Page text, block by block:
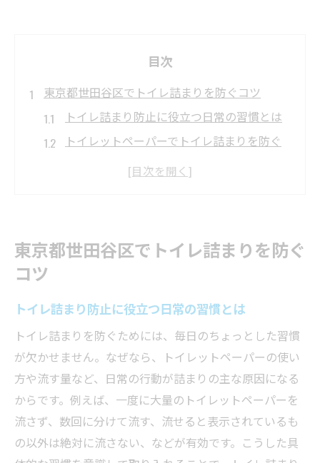
目次
東京都世田谷区でトイレ詰まりを防ぐコツ
トイレ詰まり防止に役立つ日常の習慣とは
トイレットペーパーでトイレ詰まりを防ぐ
業者に頼る前にできるトイレ詰まり予防策
注意点
トイレ詰まりを防ぐトイレットペーパー使
用法
トイレットペーパーによる詰まりやすい状
況と対策
トイレ詰まり時のトイレットペーパーの適
東京都世田谷区でトイレ詰まりを防ぐ
コツ
トイレ詰まり防止に役立つ日常の習慣とは
トイレ詰まりを防ぐためには、毎日のちょっとした習慣
が欠かせません。なぜなら、トイレットペーパーの使い
方や流す量など、日常の行動が詰まりの主な原因になる
からです。例えば、一度に大量のトイレットペーパーを
流さず、数回に分けて流す、流せると表示されているも
の以外は絶対に流さない、などが有効です。こうした具